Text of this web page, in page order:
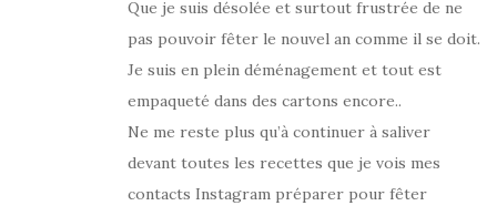
Que je suis désolée et surtout frustrée de ne
pas pouvoir fêter le nouvel an comme il se doit.
Je suis en plein déménagement et tout est
empaqueté dans des cartons encore..
Ne me reste plus qu’à continuer à saliver
devant toutes les recettes que je vois mes
contacts Instagram préparer pour fêter